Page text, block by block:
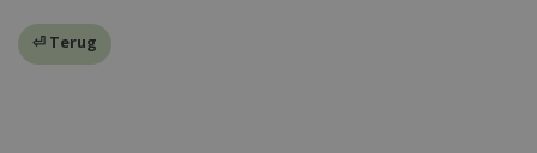
⏎ Terug